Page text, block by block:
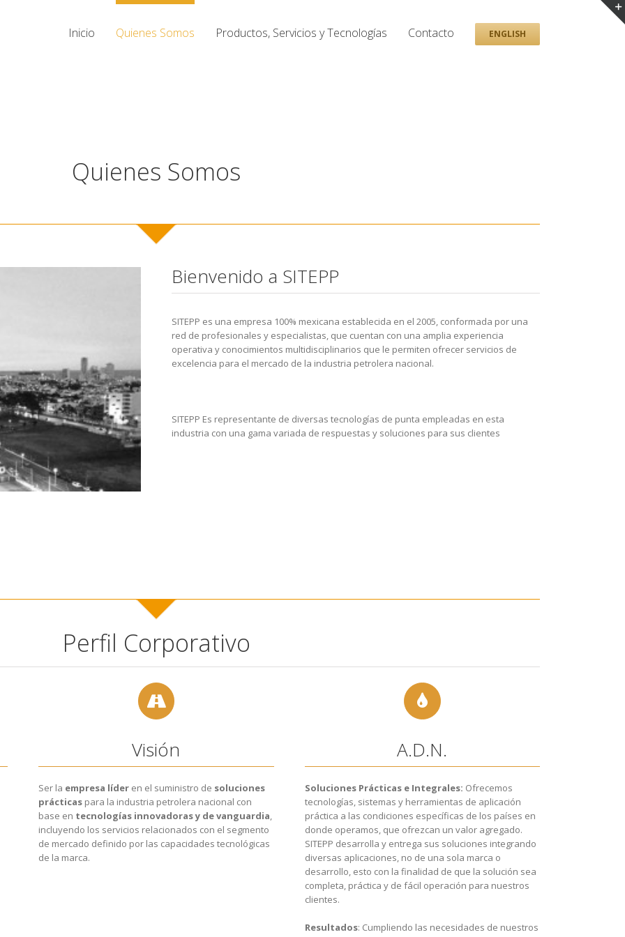
Inicio Quienes Somos Productos, Servicios y Tecnologías Contacto ENGLISH
Quienes Somos
Bienvenido a SITEPP
SITEPP es una empresa 100% mexicana establecida en el 2005, conformada por una
red de profesionales y especialistas, que cuentan con una amplia experiencia
operativa y conocimientos multidisciplinarios que le permiten ofrecer servicios de
excelencia para el mercado de la industria petrolera nacional.
SITEPP Es representante de diversas tecnologías de punta empleadas en esta
industria con una gama variada de respuestas y soluciones para sus clientes
Perfil Corporativo
Visión
Ser la empresa líder en el suministro de soluciones
prácticas para la industria petrolera nacional con
base en tecnologías innovadoras y de vanguardia,
incluyendo los servicios relacionados con el segmento
de mercado definido por las capacidades tecnológicas
de la marca.
A.D.N.
Soluciones Prácticas e Integrales: Ofrecemos
tecnologías, sistemas y herramientas de aplicación
práctica a las condiciones específicas de los países en
donde operamos, que ofrezcan un valor agregado.
SITEPP desarrolla y entrega sus soluciones integrando
diversas aplicaciones, no de una sola marca o
desarrollo, esto con la finalidad de que la solución sea
completa, práctica y de fácil operación para nuestros
clientes.
Resultados: Cumpliendo las necesidades de nuestros